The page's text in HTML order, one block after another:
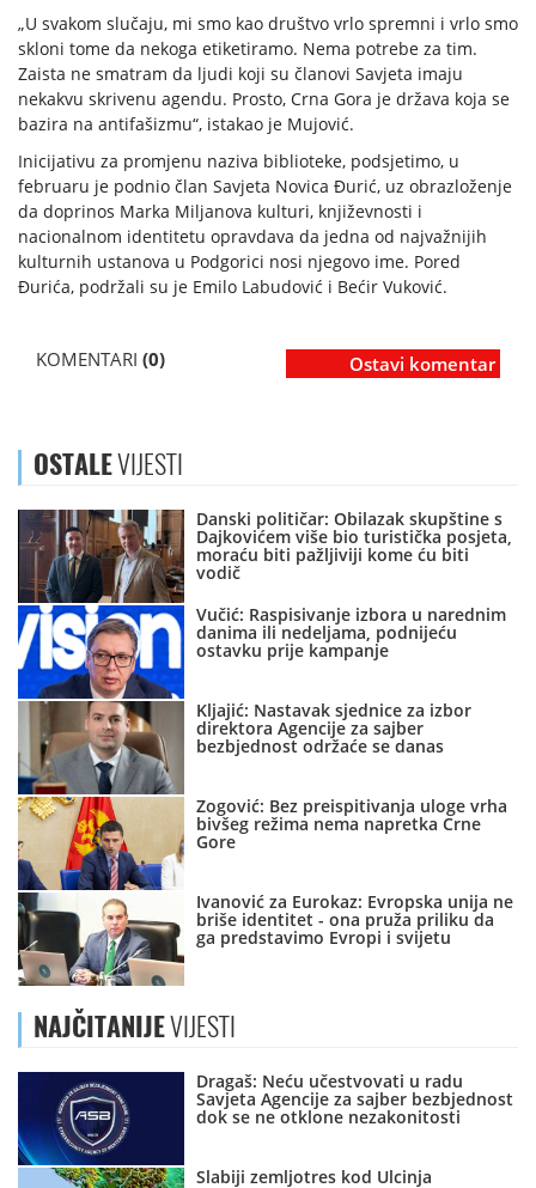
„U svakom slučaju, mi smo kao društvo vrlo spremni i vrlo smo
skloni tome da nekoga etiketiramo. Nema potrebe za tim.
Zaista ne smatram da ljudi koji su članovi Savjeta imaju
nekakvu skrivenu agendu. Prosto, Crna Gora je država koja se
bazira na antifašizmu“, istakao je Mujović.
Inicijativu za promjenu naziva biblioteke, podsjetimo, u
februaru je podnio član Savjeta Novica Đurić, uz obrazloženje
da doprinos Marka Miljanova kulturi, književnosti i
nacionalnom identitetu opravdava da jedna od najvažnijih
kulturnih ustanova u Podgorici nosi njegovo ime. Pored
Đurića, podržali su je Emilo Labudović i Bećir Vuković.
KOMENTARI (0) Ostavi komentar
OSTALEVIJESTI
Danski političar: Obilazak skupštine s
Dajkovićem više bio turistička posjeta,
moraću biti pažljiviji kome ću biti
vodič
Vučić: Raspisivanje izbora u narednim
danima ili nedeljama, podnijeću
ostavku prije kampanje
Kljajić: Nastavak sjednice za izbor
direktora Agencije za sajber
bezbjednost održaće se danas
Zogović: Bez preispitivanja uloge vrha
bivšeg režima nema napretka Crne
Gore
Ivanović za Eurokaz: Evropska unija ne
briše identitet - ona pruža priliku da
ga predstavimo Evropi i svijetu
NAJČITANIJEVIJESTI
Dragaš: Neću učestvovati u radu
Savjeta Agencije za sajber bezbjednost
dok se ne otklone nezakonitosti
Slabiji zemljotres kod Ulcinja